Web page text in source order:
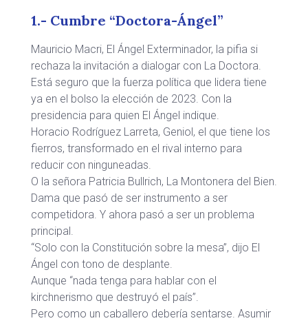
1.- Cumbre “Doctora-Ángel”
Mauricio Macri, El Ángel Exterminador, la pifia si
rechaza la invitación a dialogar con La Doctora.
Está seguro que la fuerza política que lidera tiene
ya en el bolso la elección de 2023. Con la
presidencia para quien El Ángel indique.
Horacio Rodríguez Larreta, Geniol, el que tiene los
fierros, transformado en el rival interno para
reducir con ninguneadas.
O la señora Patricia Bullrich, La Montonera del Bien.
Dama que pasó de ser instrumento a ser
competidora. Y ahora pasó a ser un problema
principal.
“Solo con la Constitución sobre la mesa”, dijo El
Ángel con tono de desplante.
Aunque “nada tenga para hablar con el
kirchnerismo que destruyó el país”.
Pero como un caballero debería sentarse. Asumir